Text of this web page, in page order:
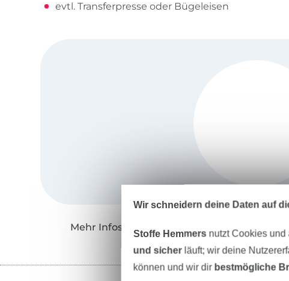
evtl. Transferpresse oder Bügeleisen
Mehr Infos zu "Löwenjunges"
Wir schneidern deine Daten auf
Stoffe Hemmers nutzt Cookies
und sicherläuft; wir deine
können und wir dir bestmögliche